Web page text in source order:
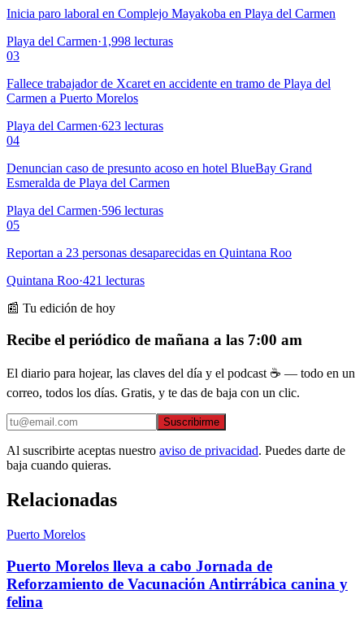
Inicia paro laboral en Complejo Mayakoba en Playa del Carmen
Playa del Carmen·1,998 lecturas
03
Fallece trabajador de Xcaret en accidente en tramo de Playa del
Carmen a Puerto Morelos
Playa del Carmen·623 lecturas
04
Denuncian caso de presunto acoso en hotel BlueBay Grand
Esmeralda de Playa del Carmen
Playa del Carmen·596 lecturas
05
Reportan a 23 personas desaparecidas en Quintana Roo
Quintana Roo·421 lecturas
📰 Tu edición de hoy
Recibe el periódico de mañana a las 7:00 am
El diario para hojear, las claves del día y el podcast ☕ — todo en un
correo, todos los días. Gratis, y te das de baja con un clic.
Suscribirme
Al suscribirte aceptas nuestro aviso de privacidad. Puedes darte de
baja cuando quieras.
Relacionadas
Puerto Morelos
Puerto Morelos lleva a cabo Jornada de
Reforzamiento de Vacunación Antirrábica canina y
felina